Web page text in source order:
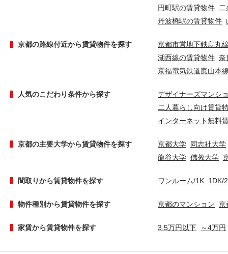
円町駅の賃貸物件
丹波橋駅の賃貸物件
京都の路線付近から賃貸物件を探す
京都市営地下鉄烏丸
湖西線の賃貸物件 奈
京福電気鉄道嵐山本
人気のこだわり条件から探す
デザイナーズマンシ
二人暮らし向け賃貸
インターネット無料
京都の主要大学から賃貸物件を探す 京都大学 同志社大学
龍谷大学 佛教大学
間取りから賃貸物件を探す ワンルーム/1K 1DK/
物件種別から賃貸物件を探す 京都のマンション 京
家賃から賃貸物件を探す 3.5万円以下 ～4万円